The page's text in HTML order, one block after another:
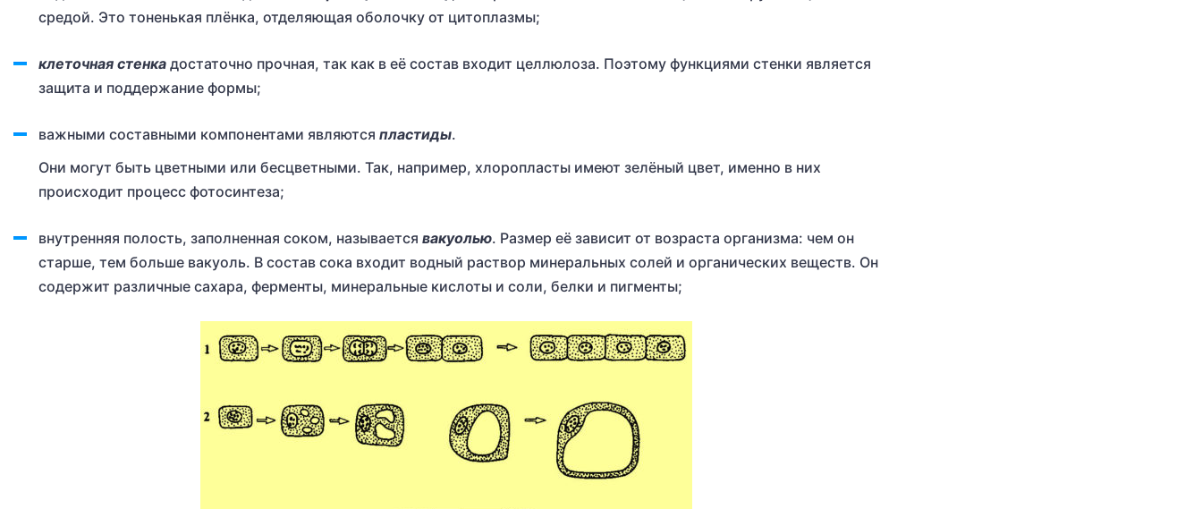
средой. Это тоненькая плёнка, отделяющая оболочку от цитоплазмы;
клеточная стенка достаточно прочная, так как в её состав входит целлюлоза. Поэтому функциями стенки является
защита и поддержание формы;
важными составными компонентами являются пластиды.
Они могут быть цветными или бесцветными. Так, например, хлоропласты имеют зелёный цвет, именно в них
происходит процесс фотосинтеза;
внутренняя полость, заполненная соком, называется вакуолью. Размер её зависит от возраста организма: чем он
старше, тем больше вакуоль. В состав сока входит водный раствор минеральных солей и органических веществ. Он
содержит различные сахара, ферменты, минеральные кислоты и соли, белки и пигменты;